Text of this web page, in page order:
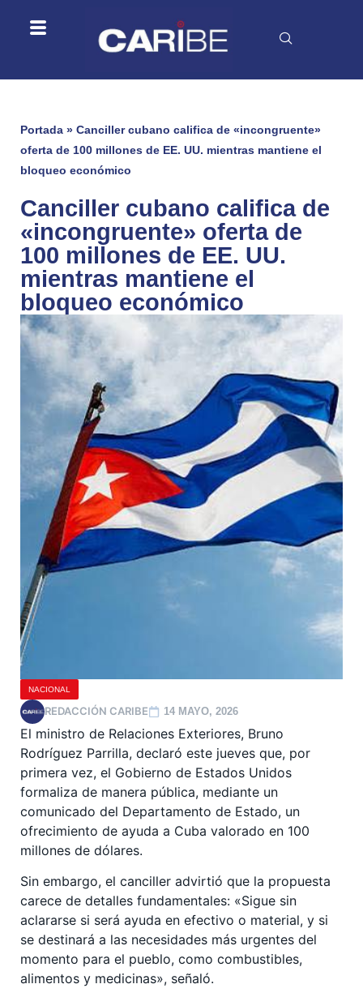
Portada » Canciller cubano califica de «incongruente»
oferta de 100 millones de EE. UU. mientras mantiene el
bloqueo económico
Canciller cubano califica de
«incongruente» oferta de
100 millones de EE. UU.
mientras mantiene el
bloqueo económico
NACIONAL
REDACCIÓN CARIBE 14 MAYO, 2026
El ministro de Relaciones Exteriores, Bruno
Rodríguez Parrilla, declaró este jueves que, por
primera vez, el Gobierno de Estados Unidos
formaliza de manera pública, mediante un
comunicado del Departamento de Estado, un
ofrecimiento de ayuda a Cuba valorado en 100
millones de dólares.
Sin embargo, el canciller advirtió que la propuesta
carece de detalles fundamentales: «Sigue sin
aclararse si será ayuda en efectivo o material, y si
se destinará a las necesidades más urgentes del
momento para el pueblo, como combustibles,
alimentos y medicinas», señaló.